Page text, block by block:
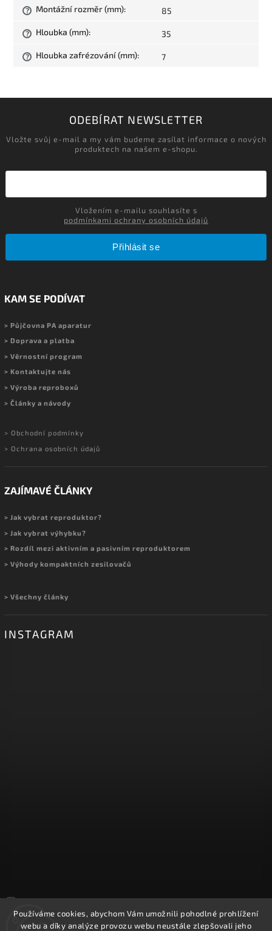
Používáme cookies, abychom Vám umožnili pohodlné prohlížení
webu a díky analýze provozu webu neustále zlepšovali jeho
? Montážní rozměr (mm): 85
? Hloubka (mm): 35
? Hloubka zafrézování (mm): 7
ODEBÍRAT NEWSLETTER
Vložte svůj e-mail a my vám budeme zasílat informace o nových
produktech na našem e-shopu.
podmínkami ochrany osobních údajů
Přihlásit se
KAM SE PODÍVAT
> Půjčovna PA aparatur
> Doprava a platba
> Věrnostní program
> Kontaktujte nás
> Výroba reproboxů
> Články a návody
> Obchodní podmínky
> Ochrana osobních údajů
ZAJÍMAVÉ ČLÁNKY
> Jak vybrat reproduktor?
> Jak vybrat výhybku?
> Rozdíl mezi aktivním a pasivním reproduktorem
> Výhody kompaktních zesilovačů
> Všechny články
INSTAGRAM